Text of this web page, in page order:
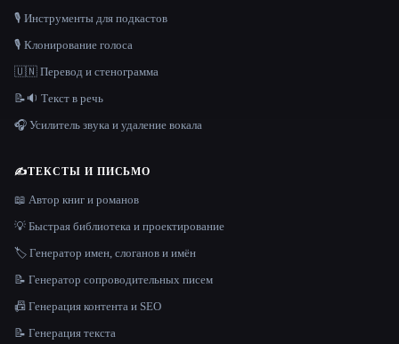
🎙️ Инструменты для подкастов
🎙️ Клонирование голоса
🇺🇳 Перевод и стенограмма
📝🔉 Текст в речь
🎧 Усилитель звука и удаление вокала
✍️ТЕКСТЫ И ПИСЬМО
📖 Автор книг и романов
💡 Быстрая библиотека и проектирование
🏷️ Генератор имен, слоганов и имён
📝 Генератор сопроводительных писем
📠 Генерация контента и SEO
📝 Генерация текста